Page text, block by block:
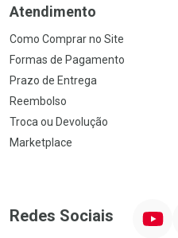
Atendimento
Como Comprar no Site
Formas de Pagamento
Prazo de Entrega
Reembolso
Troca ou Devolução
Marketplace
Redes Sociais